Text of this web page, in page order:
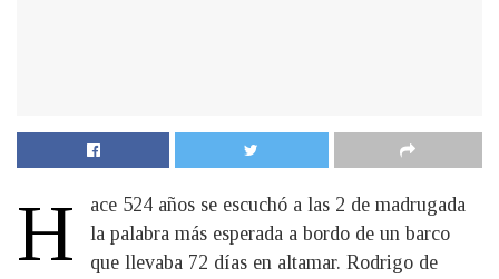
H
ace 524 años se escuchó a las 2 de madrugada
la palabra más esperada a bordo de un barco
que llevaba 72 días en altamar. Rodrigo de